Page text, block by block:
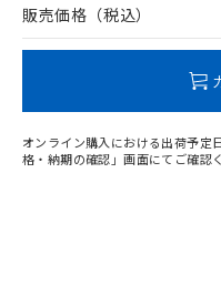
問い合わせください。
販売価格（税込）
オンライン購入における出荷予定
格・納期の確認」画面にてご確認